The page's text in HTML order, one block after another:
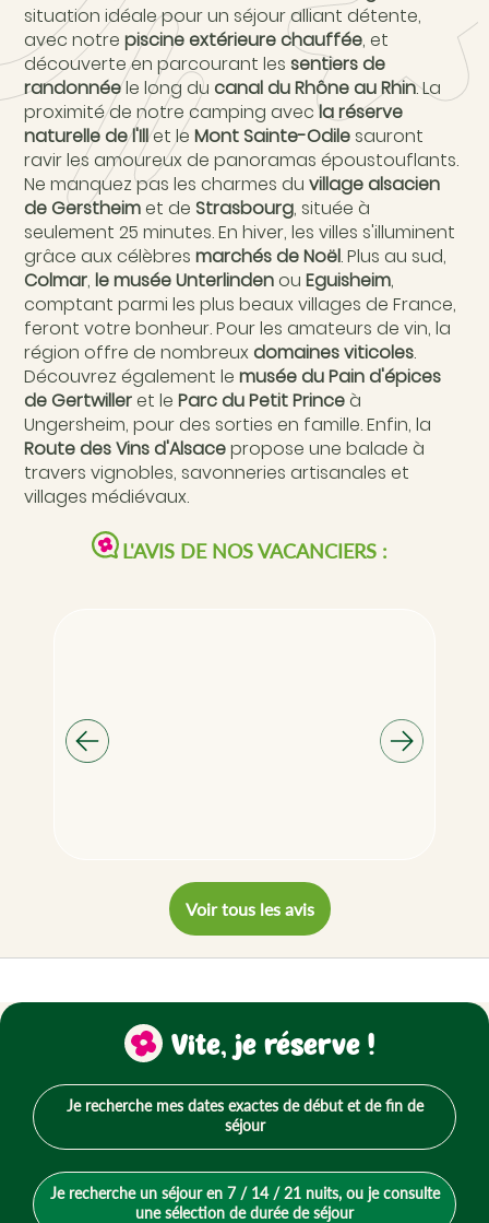
situation idéale pour un séjour alliant détente,
avec notrepiscine extérieure chauffée, et
découverte en parcourant les sentiers de
randonnéele long du canal du Rhône au Rhin. La
proximité de notre camping avecla réserve
naturelle de l'Illet leMont Sainte-Odile sauront
ravir les amoureux de panoramas époustouflants.
Ne manquez pas les charmes duvillage alsacien
de Gerstheimet de Strasbourg, située à
seulement 25 minutes. En hiver, les villes s'illuminent
grâce aux célèbresmarchés de Noël. Plus au sud,
Colmar,le musée UnterlindenouEguisheim,
comptant parmi les plus beaux villages de France,
feront votre bonheur. Pour les amateurs de vin, la
région offre de nombreux domaines viticoles.
Découvrez également lemusée du Pain d'épices
de Gertwilleret leParc du Petit Princeà
Ungersheim, pour des sorties en famille. Enfin, la
Route des Vins d'Alsacepropose une balade à
travers vignobles, savonneries artisanales et
villages médiévaux.
L'AVIS DE NOS VACANCIERS :
Voir tous les avis
Vite, je réserve !
Je recherche mes dates exactes de début et de fin de
séjour
Je recherche un séjour en 7 / 14 / 21 nuits, ou je consulte
une sélection de durée de séjour